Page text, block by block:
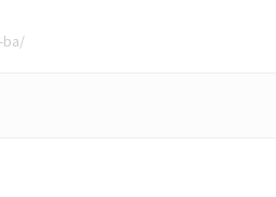
ba/